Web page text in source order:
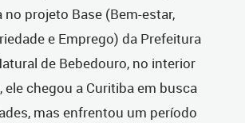
projeto Base (Bem-estar,
e Emprego) da Prefeitura
de Bebedouro, no interior
ele chegou a Curitiba em busca
mas enfrentou um período